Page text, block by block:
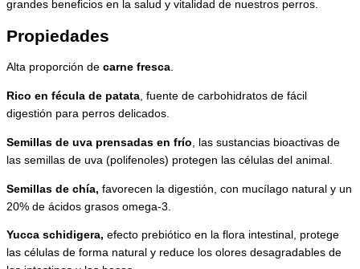
grandes beneficios en la salud y vitalidad de nuestros perros.
Propiedades
Alta proporción de carne fresca.
Rico en fécula de patata, fuente de carbohidratos de fácil
digestión para perros delicados.
Semillas de uva prensadas en frío , las sustancias bioactivas de
las semillas de uva (polifenoles) protegen las células del animal.
Semillas de chía, favorecen la digestión, con mucílago natural y un
20% de ácidos grasos omega-3.
Yucca schidigera, efecto prebiótico en la flora intestinal, protege
las células de forma natural y reduce los olores desagradables de